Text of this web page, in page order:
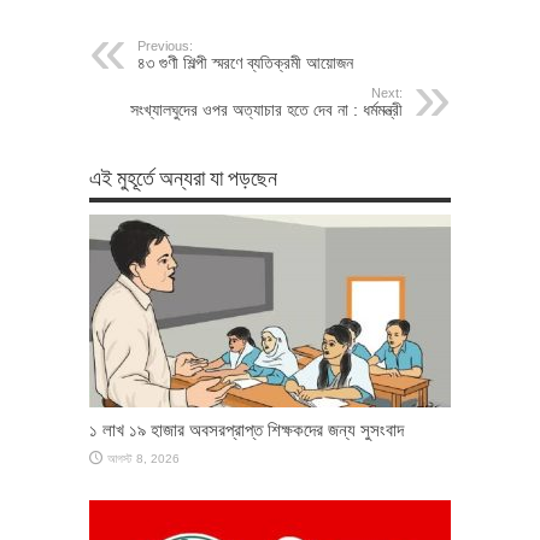
Previous:
৪৩ গুণী শিল্পী স্মরণে ব্যতিক্রমী আয়োজন
Next:
সংখ্যালঘুদের ওপর অত্যাচার হতে দেব না : ধর্মমন্ত্রী
এই মুহূর্তে অন্যরা যা পড়ছেন
১ লাখ ১৯ হাজার অবসরপ্রাপ্ত শিক্ষকদের জন্য সুসংবাদ
আগস্ট 8, 2026